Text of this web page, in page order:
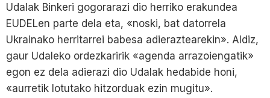
Udalak Binkeri gogorarazi dio herriko erakundea
EUDELen parte dela eta, «noski, bat datorrela
Ukrainako herritarrei babesa adieraztearekin». Aldiz,
gaur Udaleko ordezkaririk «agenda arrazoiengatik»
egon ez dela adierazi dio Udalak hedabide honi,
«aurretik lotutako hitzorduak ezin mugitu».